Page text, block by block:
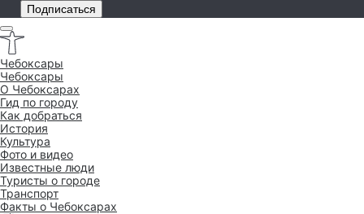
Подписаться
Чебоксары
Чебоксары
O Чебоксарах
Гид по городу
Как добраться
История
Культура
Фото и видео
Известные люди
Туристы о городе
Транспорт
Факты о Чебоксарах